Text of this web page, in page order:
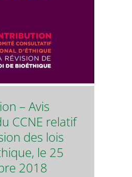
– Avis
CCNE relatif
des lois
le 25
2018